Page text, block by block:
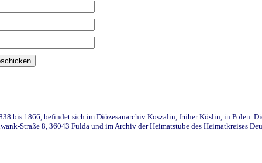
bis 1866, befindet sich im Diözesanarchiv Koszalin, früher Köslin, in Polen.
Straße 8, 36043 Fulda und im Archiv der Heimatstube des Heimatkreises